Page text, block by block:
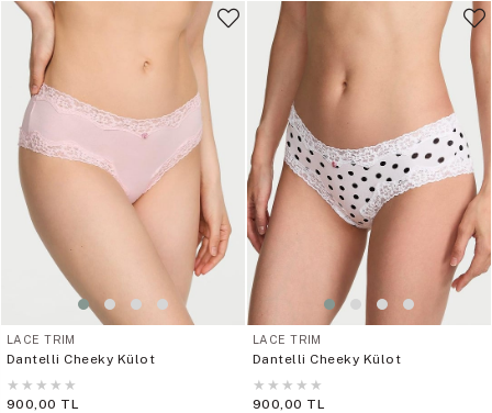
LACE TRIM
Dantelli Cheeky Külot
★ ★ ★ ★ ★
900,00 TL
LACE TRIM
Dantelli Cheeky Külot
★ ★ ★ ★ ★
900,00 TL